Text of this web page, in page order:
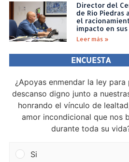
Director del
de Río Piedras
el
impacto en
Leer más »
ENCUESTA
¿Apoyas enmendar la ley
descanso digno junto a
honrando el vínculo de
amor incondicional que nos
durante toda su
Si